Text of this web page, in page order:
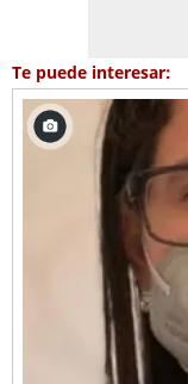
Te puede interesar: